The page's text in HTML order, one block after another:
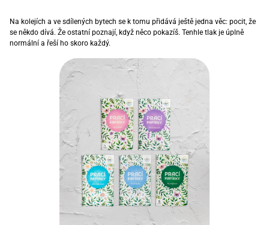
Na kolejích a ve sdílených bytech se k tomu přidává ještě jedna věc: pocit, že
se někdo dívá. Že ostatní poznají, když něco pokazíš. Tenhle tlak je úplně
normální a řeší ho skoro každý.